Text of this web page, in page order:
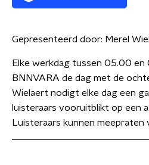
Gepresenteerd door: Merel
Elke werkdag tussen 05.00
BNNVARA de dag met de
Wielaert nodigt elke dag een
luisteraars vooruitblikt op een
Luisteraars kunnen meepraten